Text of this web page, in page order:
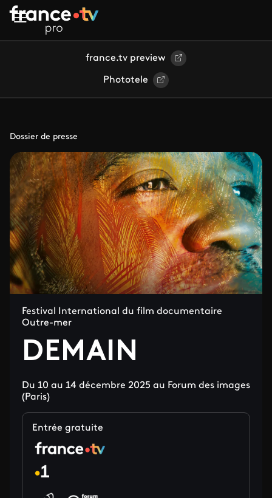
Aller au contenu principal
france.tv preview
Phototele
Dossier de presse
Festival International du film documentaire
Outre-mer
DEMAIN
Du 10 au 14 décembre 2025 au Forum des images
(Paris)
Entrée gratuite